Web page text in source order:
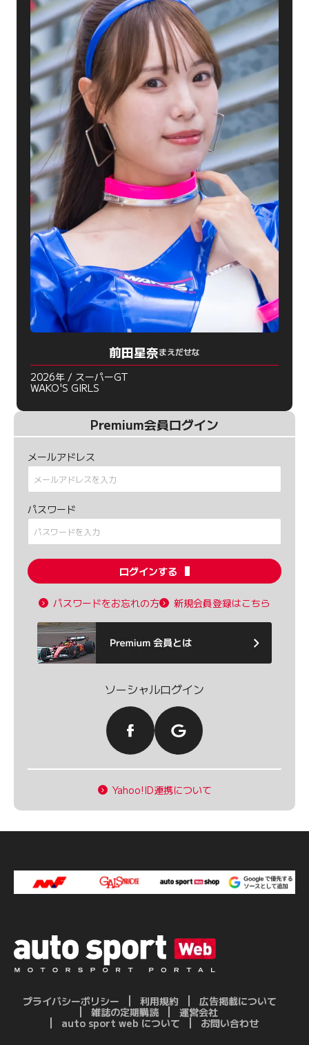
前田星奈まえだせな
2026年 / スーパーGT
WAKO'S GIRLS
Premium会員ログイン
メールアドレス
パスワード
ログインする
パスワードをお忘れの方 新規会員登録はこちら
ソーシャルログイン
Yahoo!ID連携について
プライバシーポリシー 利用規約
広告掲載について
雑誌の定期購読
運営会社
auto sport web について
お問い合わせ